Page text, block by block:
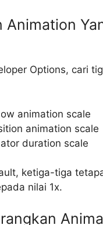
Animation
Options, cari
animation scale
animation scale
duration scale
ketiga-tiga
nilai 1x.